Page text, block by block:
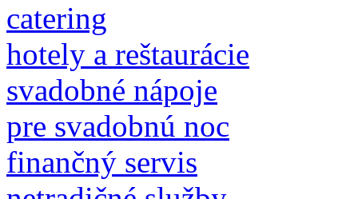
catering
hotely a reštaurácie
svadobné nápoje
pre svadobnú noc
finančný servis